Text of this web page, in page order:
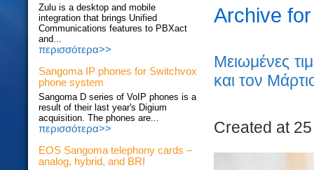
Zulu is a desktop and mobile
integration that brings Unified
Communications features to PBXact
and...
περισσότερα>>
Sangoma IP phones for Switchvox
phone system
Sangoma D series of VoIP phones is a
result of their last year's Digium
acquisition. The phones are...
περισσότερα>>
EOS Sangoma telephony cards –
analog, hybrid, and BRI
Archive
Mειωμένες
και τον
Created at 25